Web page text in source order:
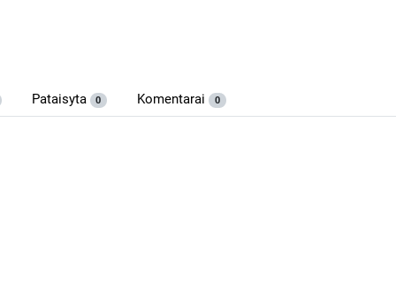
Pataisyta 0 Komentarai 0